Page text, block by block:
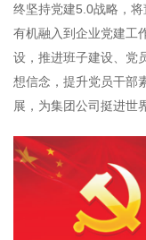
终坚持党建5.0战略，将
有机融入到企业党建工
设，推进班子建设、党
想信念，提升党员干部
展，为集团公司挺进世